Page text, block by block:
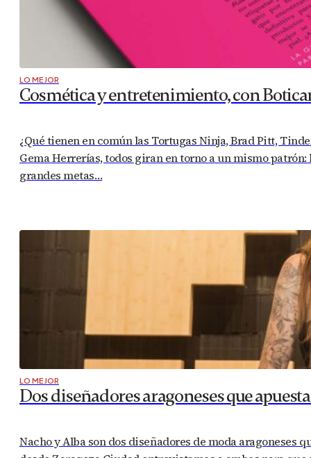
LO MEJOR
Cosmética y entretenimiento, con
¿Qué tienen en común las Tortugas Ninja, Brad Pitt,
Gema Herrerías, todos giran en torno a un mismo
grandes metas…
LO MEJOR
Dos diseñadores aragoneses que
Nacho y Alba son dos diseñadores de moda aragoneses